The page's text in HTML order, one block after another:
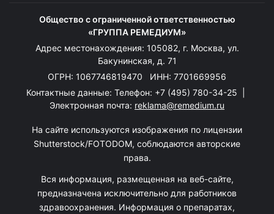
Общество с ограниченной ответственностью
«ГРУППА РЕМЕДИУМ»
Адрес местонахождения: 105082, г. Москва, ул.
Бакунинская, д. 71
ОГРН: 1067746819470 ИНН: 7701669956
Контактные данные: Телефон: +7 (495) 780-34-25
Электронная почта: reklama@remedium.ru
На сайте используются изображения по лицензии
Shutterstock/FOTODOM, соблюдаются авторские
права.
Вся информация, размещенная на веб-сайте,
предназначена исключительно для работников
здравоохранения. Информация о препаратах,